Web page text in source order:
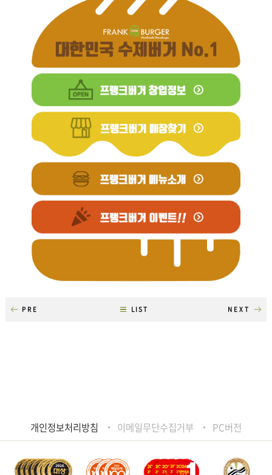
PRE LIST NEXT
개인정보처리방침 이메일무단수집거부 PC버전